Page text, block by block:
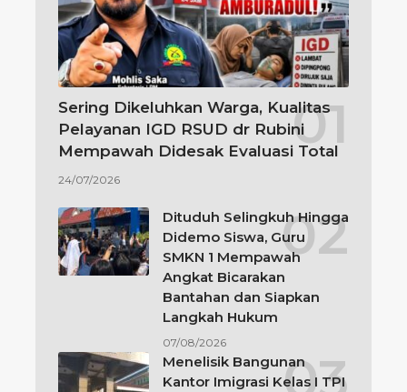
Sering Dikeluhkan Warga, Kualitas
Pelayanan IGD RSUD dr Rubini
Mempawah Didesak Evaluasi Total
24/07/2026
Dituduh Selingkuh Hingga
Didemo Siswa, Guru
SMKN 1 Mempawah
Angkat Bicarakan
Bantahan dan Siapkan
Langkah Hukum
07/08/2026
Menelisik Bangunan
Kantor Imigrasi Kelas I TPI